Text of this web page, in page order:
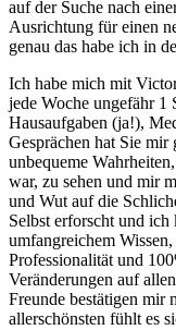
auf der Suche nach
Ausrichtung für einen
genau das habe ich in
Ich habe mich mit
jede Woche ungefähr 1
Hausaufgaben (ja!),
Gesprächen hat Sie
unbequeme
war, zu sehen und mir
und Wut auf die
Selbst erforscht und
umfangreichem
Professionalität und
Veränderungen auf
Freunde bestätigen mir
allerschönsten fühlt es